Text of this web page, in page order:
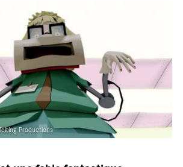
Productions